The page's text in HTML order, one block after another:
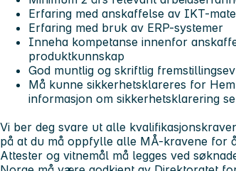
Erfaring med anskaffelse av IKT-
Erfaring med bruk av ERP-systemer
Inneha kompetanse innenfor
produktkunnskap
God muntlig og skriftlig
Må kunne sikkerhetsklareres for
informasjon om sikkerhetsklarering se
Vi ber deg svare ut alle
på at du må oppfylle alle MÅ-kravene for
Attester og vitnemål må legges ved